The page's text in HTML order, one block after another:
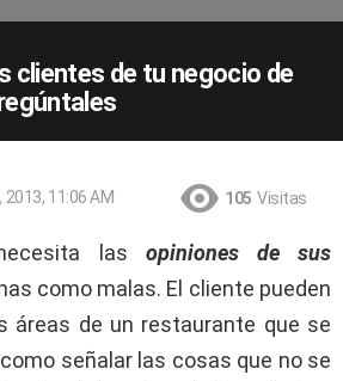
clientes de tu negocio de
2013, 11:06 AM 105 Visitas
las opiniones de sus
como malas. El cliente pueden
áreas de un restaurante que se
señalar las cosas que no se